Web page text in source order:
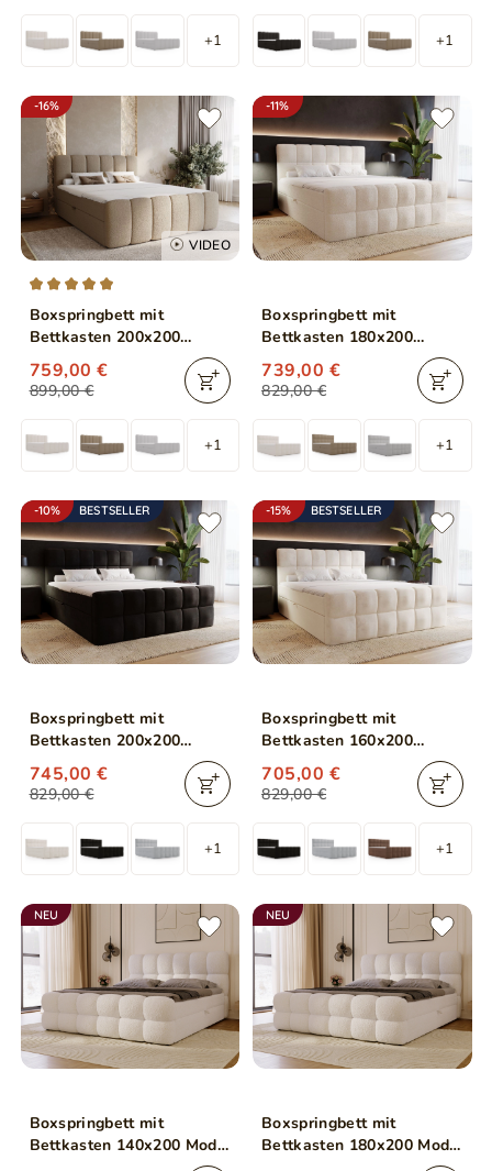
+1 +1
-16%
VIDEO
Boxspringbett mit
Bettkasten 200x200
Bouclé-Stoff Cloud Braun
899,00 €
759,00 €
+1
-11%
Boxspringbett mit
Bettkasten 180x200
Bouclé-Stoff Alicante
Beige
829,00 €
739,00 €
+1
-10% BESTSELLER
Boxspringbett mit
Bettkasten 200x200
Alicante Schwarz
829,00 €
745,00 €
+1
-15% BESTSELLER
Boxspringbett mit
Bettkasten 160x200
Alicante Beige
829,00 €
705,00 €
+1
NEU
Boxspringbett mit
Bettkasten 140x200 Modo
NEU
Boxspringbett mit
Bettkasten 180x200 Modo